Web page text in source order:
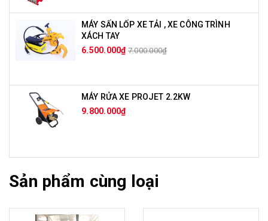
MÁY SẤN LỐP XE TẢI , XE CÔNG TRÌNH
XÁCH TAY
6.500.000₫ 7.000.000₫
MÁY RỬA XE PROJET 2.2KW
9.800.000₫
Sản phẩm cùng loại